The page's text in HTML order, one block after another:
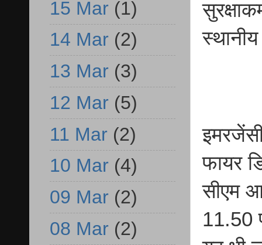
फायर
सीएम
11.50
15 Mar (1)
14 Mar (2)
13 Mar (3)
12 Mar (5)
11 Mar (2)
10 Mar (4)
09 Mar (2)
08 Mar (2)